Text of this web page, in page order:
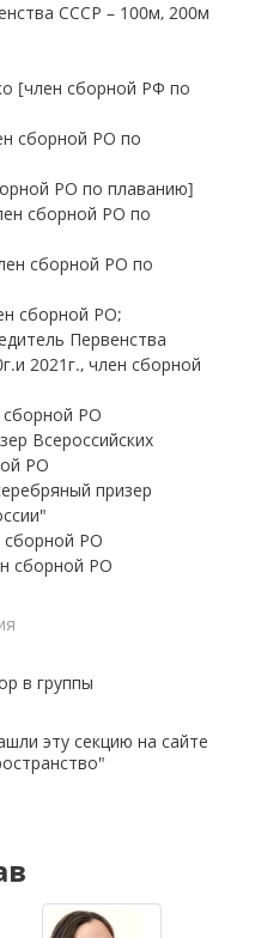
СССР – 100м, 200м
[член сборной РФ по
сборной РО по
РО по плаванию]
сборной РО по
сборной РО по
сборной РО;
Первенства
2021г., член сборной
РО
Всероссийских
РО
призер
РО
сборной РО
в группы
эту секцию на сайте